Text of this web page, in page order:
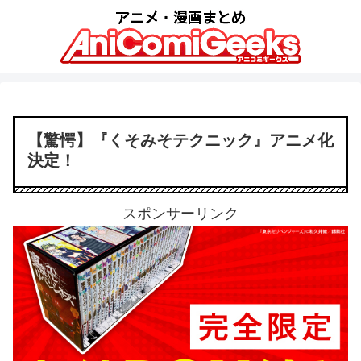
【驚愕】『くそみそテクニック』アニメ化
決定！
スポンサーリンク